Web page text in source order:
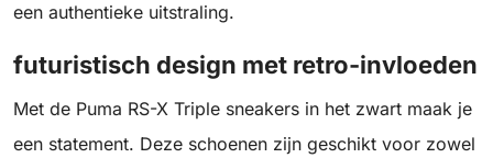
een authentieke uitstraling.
futuristisch design met retro-invloeden
Met de Puma RS-X Triple sneakers in het zwart maak je
een statement. Deze schoenen zijn geschikt voor zowel